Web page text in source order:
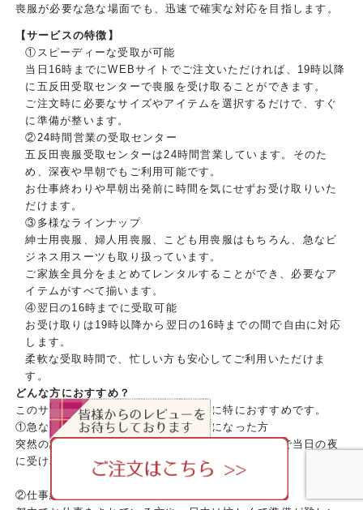
喪服が必要な急な場面でも、迅速で確実な対応を目指します。
【サービスの特徴】
①スピーディーな受取が可能
当日16時までにWEBサイトでご注文いただければ、19時以降
に五反田受取センターで喪服を受け取ることができます。
ご注文時に必要なサイズやアイテムを選択するだけで、すぐ
に準備が整います。
②24時間営業の受取センター
五反田喪服受取センターは24時間営業しています。そのた
め、深夜や早朝でもご利用可能です。
お仕事終わりや早朝出発前に時間を気にせずお受け取りいた
だけます。
③多様なラインナップ
紳士用喪服、婦人用喪服、こども用喪服はもちろん、急なビ
ジネス用スーツも取り扱っています。
ご家族全員分をまとめてレンタルすることができ、必要なア
イテムがすべて揃います。
④翌日の16時までに受取可能
お受け取りは19時以降から翌日の16時までの間で自由に対応
します。
柔軟な受取時間で、忙しい方も安心してご利用いただけま
す。
どんな方におすすめ？
このサービスは、次のような状況の方に特におすすめです。
①急な不幸で、翌日すぐに喪服が必要になった方
突然の訃報で喪服を準備する時間がない場合、最短で当日の夜
に受け取ることが可能です。
②仕事終わりや深夜でも受け取りたい方